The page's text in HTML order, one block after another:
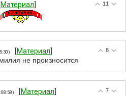
11
Материал
8
[Материал
не произносится
7
[Материал